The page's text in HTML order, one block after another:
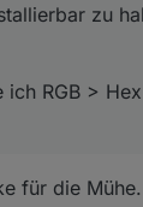
zu
RGB >
für die Mühe.